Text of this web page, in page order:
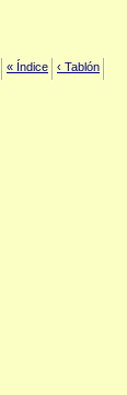
« Índice ‹ Tablón